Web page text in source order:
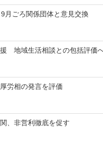
ごろ関係団体と意見交換
地域生活相談との包括評価
労相の発言を評価
、非営利徹底を促す